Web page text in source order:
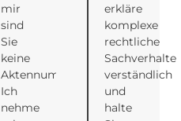
mir
sind
Sie
keine
Aktennummer.
Ich
nehme
erkläre
komplexe
rechtliche
Sachverhalte
verständlich
und
halte